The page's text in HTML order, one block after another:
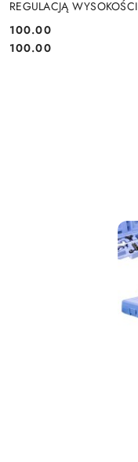
REGULACJĄ WYSOKOŚCI
Cena:
100.00
Cena:
100.00